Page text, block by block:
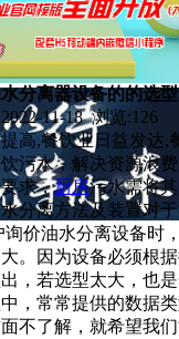
分离器设备的的选
11-18 浏览:126
高,餐饮业日益发达,
污水，解决资源浪费
求，厨房污水需将
分离方法及装置对
价油水分离设备时
。因为设备必须根
，若选型太大，也是
，常常提供的数据
不了解，就希望我